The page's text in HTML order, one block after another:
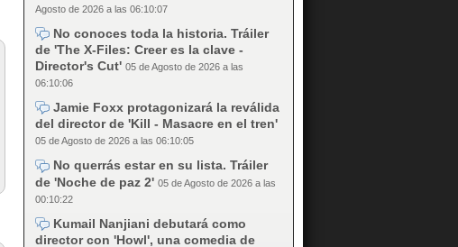
Agosto de 2026 a las 06:10:07
No conoces toda la historia. Tráiler
de 'The X-Files: Creer es la clave -
Director's Cut' 05 de Agosto de 2026 a las
06:10:06
Jamie Foxx protagonizará la reválida
del director de 'Kill - Masacre en el tren'
05 de Agosto de 2026 a las 06:10:05
No querrás estar en su lista. Tráiler
de 'Noche de paz 2' 05 de Agosto de 2026 a las
00:10:22
Kumail Nanjiani debutará como
director con 'Howl', una comedia de